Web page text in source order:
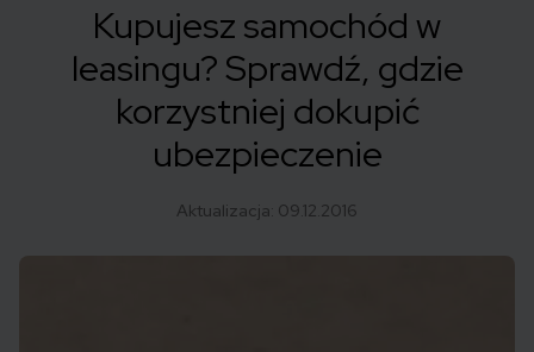
Kupujesz samochód w
leasingu? Sprawdź, gdzie
korzystniej dokupić
ubezpieczenie
Aktualizacja: 09.12.2016